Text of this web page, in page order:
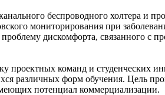
беспроводного холтера и
мониторирования при
дискомфорта, связанного с
проектных команд и студенческих
различных форм обучения. Цель
потенциал коммерциализации.